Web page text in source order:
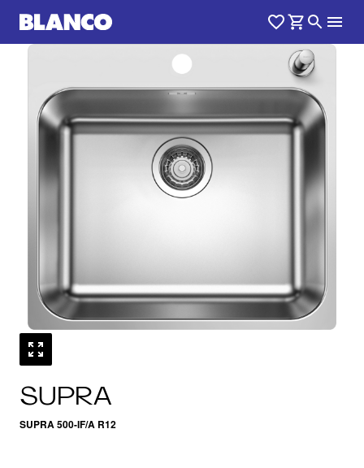
SUPRA
SUPRA 500-IF/A R12
1 /0